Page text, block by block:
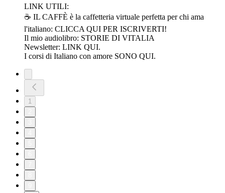
LINK UTILI:
☕️ IL CAFFÈ è la caffetteria virtuale perfetta per chi ama
l'italiano: ⁠⁠⁠⁠⁠⁠⁠⁠⁠⁠⁠⁠⁠⁠⁠⁠⁠⁠⁠⁠⁠⁠⁠⁠⁠⁠⁠⁠⁠⁠⁠⁠CLICCA QUI PER ISCRIVERTI!⁠⁠⁠⁠⁠⁠⁠⁠⁠⁠⁠⁠⁠⁠⁠
Il mio audiolibro: ⁠⁠⁠⁠⁠⁠⁠⁠⁠⁠⁠⁠⁠⁠⁠⁠⁠⁠⁠⁠⁠⁠⁠⁠⁠⁠⁠⁠⁠⁠⁠⁠⁠STORIE DI VITALIA⁠⁠⁠⁠⁠⁠⁠⁠⁠⁠⁠⁠⁠⁠⁠⁠⁠⁠⁠⁠⁠⁠⁠⁠⁠⁠⁠⁠⁠⁠⁠⁠⁠⁠⁠⁠⁠⁠⁠⁠⁠⁠⁠⁠⁠⁠⁠⁠⁠⁠⁠⁠⁠⁠⁠⁠⁠⁠⁠⁠⁠⁠⁠⁠⁠⁠⁠⁠⁠⁠⁠⁠⁠⁠⁠⁠⁠⁠⁠⁠⁠⁠⁠⁠⁠⁠⁠⁠⁠⁠⁠⁠⁠⁠⁠⁠⁠⁠⁠⁠⁠⁠⁠⁠⁠⁠⁠⁠⁠⁠⁠⁠⁠⁠⁠⁠⁠⁠⁠⁠⁠⁠⁠⁠⁠⁠⁠⁠⁠⁠⁠⁠⁠⁠⁠⁠⁠⁠⁠⁠⁠⁠⁠⁠⁠⁠⁠⁠⁠⁠⁠⁠⁠⁠⁠⁠⁠⁠⁠⁠⁠⁠⁠⁠⁠⁠⁠⁠⁠⁠⁠⁠⁠⁠⁠⁠⁠⁠⁠⁠⁠⁠⁠⁠⁠⁠⁠⁠⁠⁠⁠⁠⁠
Newsletter: ⁠⁠⁠⁠⁠⁠⁠⁠⁠⁠⁠⁠⁠⁠⁠⁠⁠⁠⁠⁠⁠⁠⁠⁠⁠⁠⁠⁠⁠⁠⁠⁠⁠⁠⁠⁠⁠⁠⁠⁠⁠⁠⁠⁠⁠⁠⁠⁠⁠⁠⁠⁠⁠⁠⁠⁠⁠⁠⁠⁠⁠⁠⁠⁠⁠⁠⁠⁠⁠⁠⁠⁠⁠⁠⁠⁠⁠⁠⁠⁠⁠⁠⁠⁠⁠⁠⁠⁠⁠⁠⁠⁠⁠⁠⁠⁠⁠⁠⁠⁠⁠⁠⁠⁠⁠⁠⁠⁠⁠⁠⁠⁠⁠⁠⁠⁠⁠⁠⁠⁠⁠⁠⁠⁠⁠⁠⁠⁠⁠⁠⁠⁠⁠⁠⁠⁠⁠⁠⁠⁠⁠⁠⁠⁠⁠⁠⁠⁠⁠⁠⁠⁠⁠⁠⁠⁠⁠⁠⁠⁠⁠⁠⁠⁠⁠⁠⁠LINK QUI.⁠⁠⁠⁠⁠⁠⁠⁠⁠⁠⁠⁠⁠⁠⁠⁠⁠⁠⁠⁠⁠⁠⁠⁠⁠⁠⁠⁠⁠
I corsi di Italiano con amore ⁠⁠⁠⁠⁠⁠⁠⁠⁠⁠⁠⁠⁠⁠⁠⁠⁠⁠⁠⁠⁠⁠⁠⁠⁠⁠⁠⁠⁠⁠⁠⁠⁠⁠⁠⁠⁠⁠⁠⁠⁠⁠⁠⁠⁠⁠⁠⁠⁠⁠⁠⁠⁠⁠⁠⁠⁠⁠⁠⁠⁠⁠⁠⁠⁠⁠⁠⁠⁠⁠⁠⁠⁠⁠⁠⁠⁠⁠⁠⁠⁠⁠⁠⁠⁠⁠⁠⁠⁠⁠⁠⁠⁠⁠⁠⁠⁠⁠⁠⁠⁠⁠⁠⁠⁠⁠⁠⁠⁠⁠⁠⁠⁠⁠⁠⁠⁠⁠⁠⁠⁠⁠⁠⁠⁠⁠⁠⁠⁠⁠⁠⁠⁠⁠⁠⁠⁠⁠⁠⁠⁠⁠⁠⁠⁠⁠⁠⁠⁠⁠⁠⁠⁠⁠⁠⁠⁠⁠⁠⁠⁠⁠⁠⁠⁠⁠⁠⁠⁠⁠⁠⁠⁠⁠⁠⁠⁠⁠⁠⁠⁠⁠⁠⁠⁠⁠SONO QUI⁠⁠⁠⁠⁠⁠⁠⁠⁠⁠⁠⁠⁠⁠⁠⁠⁠⁠⁠.
1